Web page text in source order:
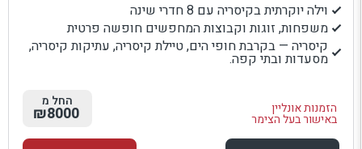
וילה יוקרתית בקיסריה עם 8 חדרי שינה
משפחות, זוגות וקבוצות המחפשים חופשה פרטית
קיסריה — בקרבת חופי הים, טיילת קיסריה, עתיקות קיסריה,
מסעדות ובתי קפה.
הזמנות אונליין
באישור בעל הצימר
החל מ
₪8000